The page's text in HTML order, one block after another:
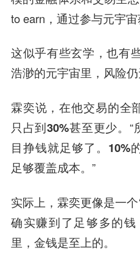
to earn，通过参与元宇
这似乎有些玄学，也有
浩渺的元宇宙里，风险仍
霖奕说，在他交易的全
只占到30%甚至更少。 “
目挣钱就足够了。10%
足够覆盖成本。 ”
实际上，霖奕更像是一
确实赚到了足够多的
里，金钱是至上的。